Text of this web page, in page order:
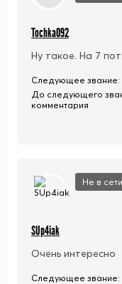
Tochka092
Ну такое. На 7
Следующее звание:
До следующего
комментария
Не в сети
SUp4iak
Очень интересно
Следующее звание: